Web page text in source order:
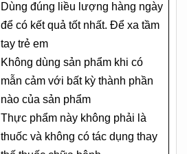
Dùng đúng liều lượng hàng ngày
để có kết quả tốt nhất. Để xa tầm
tay trẻ em
Không dùng sản phẩm khi có
mẫn cảm với bất kỳ thành phần
nào của sản phẩm
Thực phẩm này không phải là
thuốc và không có tác dụng thay